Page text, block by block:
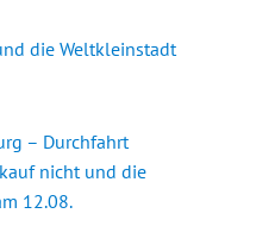
die Weltkleinstadt
– Durchfahrt
nicht und die
12.08.